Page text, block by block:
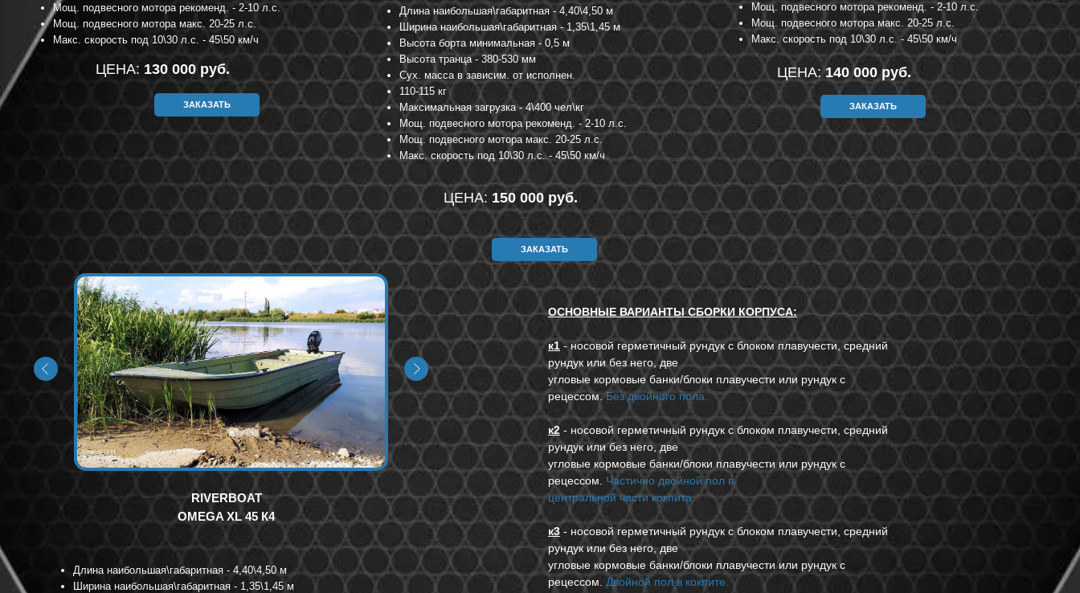
ЦЕНА: 130 000 руб.
Мощ. подвесного мотора рекоменд. - 2-10 л.с.
Мощ. подвесного мотора макс. 20-25 л.с.
Макс. скорость под 10\30 л.с. - 45\50 км/ч
Длина наибольшая\габаритная - 4,40\4,50 м
Ширина наибольшая\габаритная - 1,35\1,45 м
Мощ. подвесного мотора рекоменд. - 2-10 л.с.
Мощ. подвесного мотора макс. 20-25 л.с.
Макс. скорость под 10\30 л.с. - 45\50 км/ч
ЦЕНА: 150 000 руб.
RIVERBOAT
OMEGA XL 45 К4
ЗАКАЗАТЬ
ЗАКАЗАТЬ
ЗАКАЗАТЬ
Длина наибольшая\габаритная - 4,40\4,50 м
Ширина наибольшая\габаритная - 1,35\1,45 м
Высота борта минимальная - 0,5 м
Высота транца - 380-530 мм
Сух. масса в зависим. от исполнен.
110-115 кг
Максимальная загрузка - 4\400 чел\кг
Мощ. подвесного мотора рекоменд. - 2-10 л.с.
Мощ. подвесного мотора макс. 20-25 л.с.
Макс. скорость под 10\30 л.с. - 45\50 км/ч
ЦЕНА:140 000 руб.
ОСНОВНЫЕ ВАРИАНТЫ СБОРКИ КОРПУСА:
к1- носовой герметичный рундук с блоком плавучести, средний
рундук или без него, две
угловые кормовые банки/блоки плавучести или рундук с
рецессом.Без двойного пола.
к2 - носовой герметичный рундук с блоком плавучести, средний
рундук или без него, две
угловые кормовые банки/блоки плавучести или рундук с
рецессом. Частично двойной пол в
центральной части кокпита.
к3- носовой герметичный рундук с блоком плавучести, средний
рундук или без него, две
угловые кормовые банки/блоки плавучести или рундук с
рецессом. Двойной пол в кокпите.